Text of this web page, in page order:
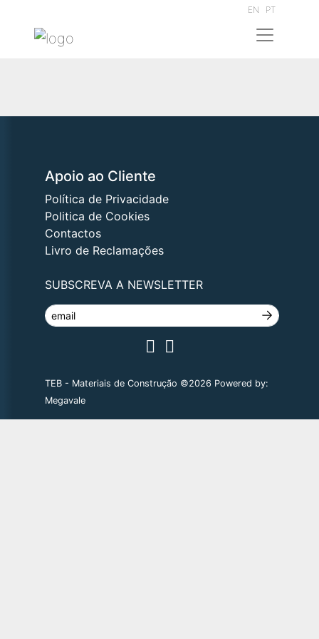
EN PT
Apoio ao Cliente
Política de Privacidade
Politica de Cookies
Contactos
Livro de Reclamações
SUBSCREVA A NEWSLETTER
TEB - Materiais de Construção ©2026 Powered by:
Megavale